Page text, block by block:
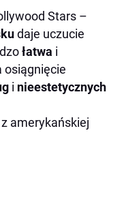
Stars –
daje uczucie
łatwa i
osiągnięcie
i nieestetycznych
amerykańskiej